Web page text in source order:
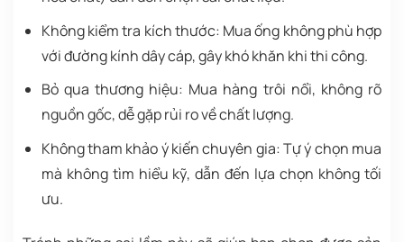
Không kiểm tra kích thước: Mua ống không phù hợp
với đường kính dây cáp, gây khó khăn khi thi công.
Bỏ qua thương hiệu: Mua hàng trôi nổi, không rõ
nguồn gốc, dễ gặp rủi ro về chất lượng.
Không tham khảo ý kiến chuyên gia: Tự ý chọn mua
mà không tìm hiểu kỹ, dẫn đến lựa chọn không tối
ưu.